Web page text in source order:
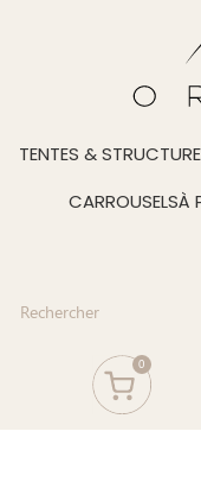
TENTES &
CARROUSELSÀ
0